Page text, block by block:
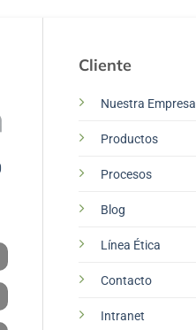
Cliente
Nuestra Empresa
Productos
Procesos
Blog
Línea Ética
Contacto
Intranet